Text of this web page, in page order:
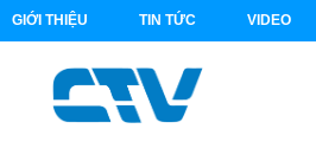
GIỚI THIỆU TIN TỨC VIDEO